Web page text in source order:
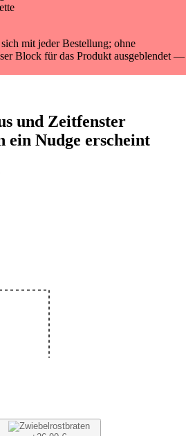
mit jeder Bestellung; ohne
Block für das Produkt ausgeblendet —
und Zeitfenster
ein Nudge erscheint